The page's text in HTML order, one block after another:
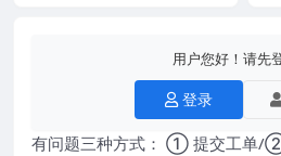
用户您好！请先
登录
有问题三种方式： ① 提交工单